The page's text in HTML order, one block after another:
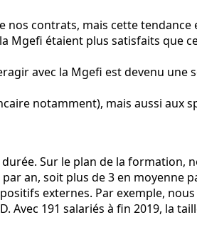
contrats, mais cette tendance
Mgefi étaient plus satisfaits que
avec la Mgefi est devenu une
notamment), mais aussi aux
Sur le plan de la formation,
an, soit plus de 3 en moyenne
externes. Par exemple,
Avec 191 salariés à fin 2019, la